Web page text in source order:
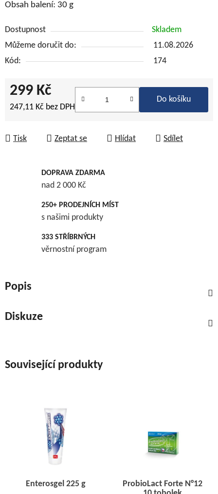
Obsah balení: 30 g
Dostupnost
Skladem
Můžeme doručit do:
11.08.2026
Kód:
174
299 Kč
247,11 Kč bez DPH
Do košíku
Tisk Zeptat se Hlídat Sdílet
DOPRAVA ZDARMA
nad 2 000 Kč
250+ PRODEJNÍCH MÍST
s našimi produkty
333 STŘÍBRNÝCH
věrnostní program
Popis
Diskuze
Související produkty
Enterosgel 225 g
ProbioLact Forte N°12